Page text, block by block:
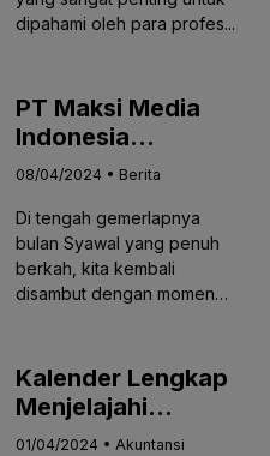
dipahami oleh para profes...
PT Maksi Media
Indonesia
Mengucapkan
Idul Fitri 1445 H
08/04/2024 • Berita
Di tengah gemerlapnya
bulan Syawal yang penuh
berkah, kita kembali
disambut dengan momen
Kalender Lengkap
Menjelajahi
Kemungkinan
01/04/2024 • Akuntansi